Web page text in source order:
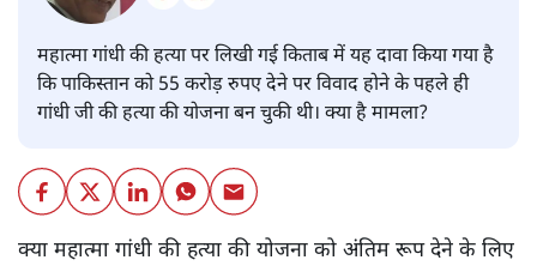
महात्मा गांधी की हत्या पर लिखी गई किताब में यह दावा किया गया है
कि पाकिस्तान को 55 करोड़ रुपए देने पर विवाद होने के पहले ही
गांधी जी की हत्या की योजना बन चुकी थी। क्या है मामला?
क्या महात्मा गांधी की हत्या की योजना को अंतिम रूप देने के लिए